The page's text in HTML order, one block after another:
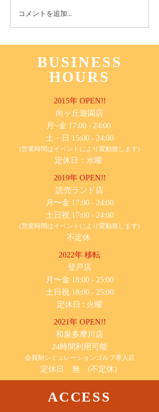
コメントを追加…
BUSINESS
HOURS
2015年 OPEN!!
​向ヶ丘遊園店
月~金 17:00 - 24:00
土・日 15:00 - 24:00
(営業時間はイベントにより変動致します)
定休日：水曜
2019年 OPEN!!
​読売ランド店
月〜金 17:00 - 24:00
土日祝 17:00 - 24:00
(営業時間はイベントにより変動致します)
不定休
2022年 移転
​登戸店
月〜金 18:00 - 25:00
土日祝 18:00 - 25:00
​定休日 : 火曜
2021年 OPEN!!
​和泉多摩川店
24時間利用可能
​会員制シミュレーションゴルフ導入店
定休日 無 (不定休)
ACCESS